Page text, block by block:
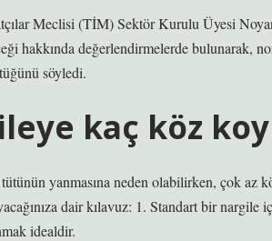
Meclisi (TİM) Sektör Kurulu Üyesi
hakkında değerlendirmelerde bulunarak,
söyledi.
kaç köz
yanmasına neden olabilirken, çok az
dair kılavuz: 1. Standart bir
idealdir.